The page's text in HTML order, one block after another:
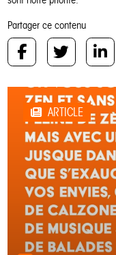
Partager ce contenu
ARTICLE